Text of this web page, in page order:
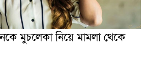
মুচলেকা নিয়ে মামলা থেকে